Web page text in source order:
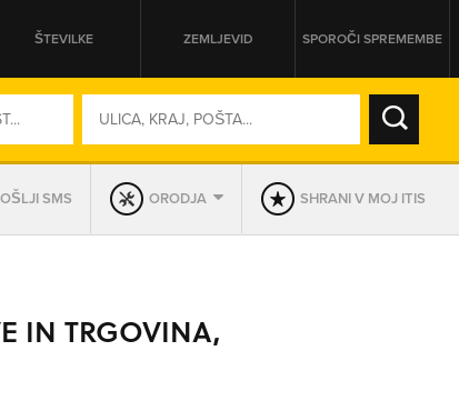
ŠTEVILKE ZEMLJEVID SPOROČI SPREMEMBE
SO ODPRTA V
SMS ORODJA SHRANI V MOJ ITIS
IN TRGOVINA,